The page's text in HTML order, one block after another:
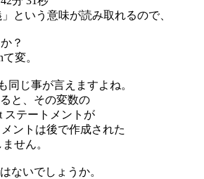
という意味が読み取れるので、
？
変。
じ事が言えますよね。
と、その変数の
ステートメントが
ントは後で作成された
せん。
ないでしょうか。